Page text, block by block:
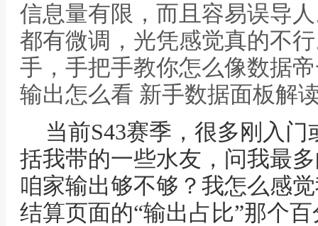
信息量有限，而且容易误导
都有微调，光凭感觉真的不
手，手把手教你怎么像数据
输出怎么看 新手数据面板解
当前S43赛季，很多刚入
括我带的一些水友，问我最
咱家输出够不够？我怎么感
结算页面的“输出占比”那个